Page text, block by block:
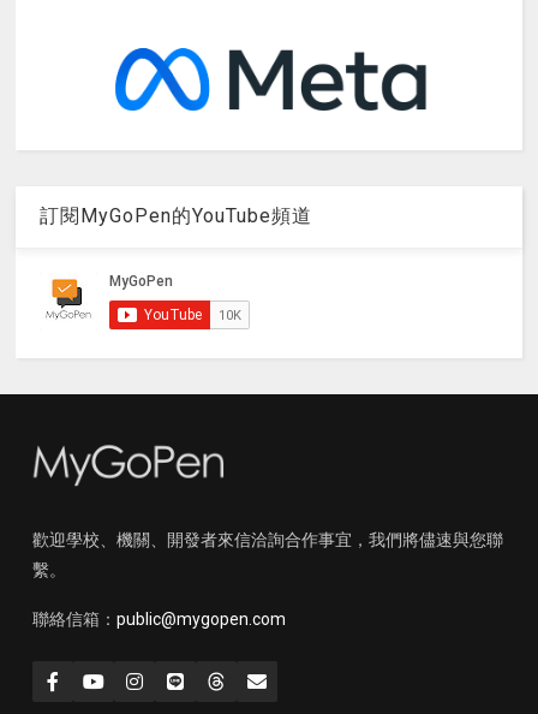
訂閱MyGoPen的YouTube頻道
歡迎學校、機關、開發者來信洽詢合作事宜，我們將儘速與您聯
繫。
聯絡信箱： public@mygopen.com